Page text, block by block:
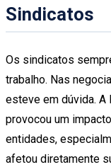
Sindicatos
Os sindicatos
trabalho. Nas
esteve em dúvida. A
provocou um
entidades,
afetou diretamente